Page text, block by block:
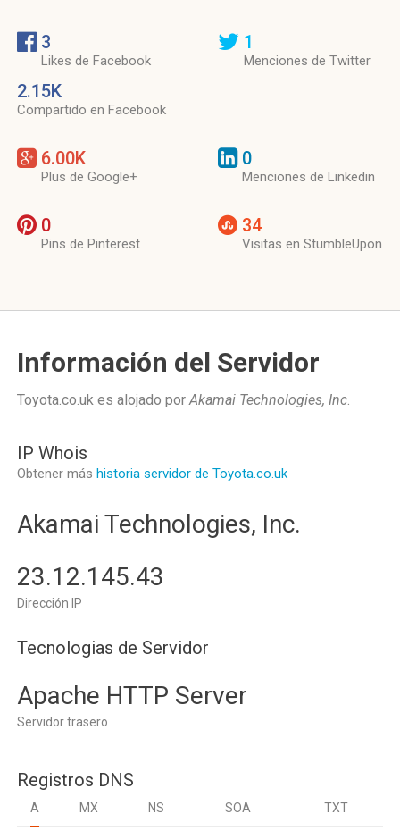
3
Likes de Facebook
2.15K
Compartido en Facebook
1
Menciones de Twitter
6.00K
Plus de Google+
0
Menciones de Linkedin
0
Pins de Pinterest
34
Visitas en StumbleUpon
Información del Servidor
Toyota.co.uk es alojado porAkamai Technologies, Inc.
IP Whois
Obtener más historia servidor de Toyota.co.uk
Akamai Technologies, Inc.
23.12.145.43
Dirección IP
Tecnologias de Servidor
Apache HTTP Server
Servidor trasero
Registros DNS
A MX NS SOA TXT